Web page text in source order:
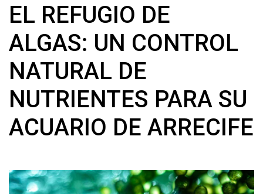
EL REFUGIO DE
ALGAS: UN CONTROL
NATURAL DE
NUTRIENTES PARA SU
ACUARIO DE ARRECIFE